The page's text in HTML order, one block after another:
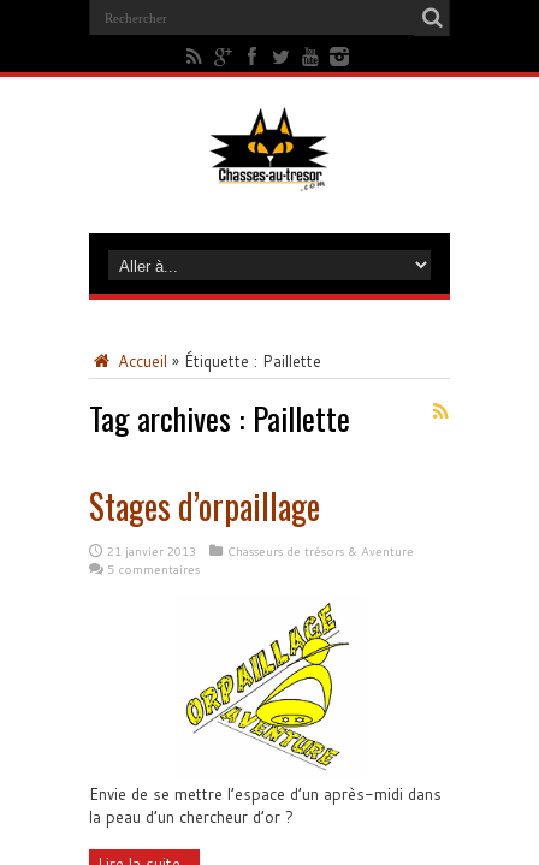
Accueil » Étiquette : Paillette
Tag archives : Paillette
Stages d’orpaillage
21 janvier 2013
Chasseurs de trésors & Aventure
5 commentaires
Envie de se mettre l’espace d’un après-midi dans
la peau d’un chercheur d’or ?